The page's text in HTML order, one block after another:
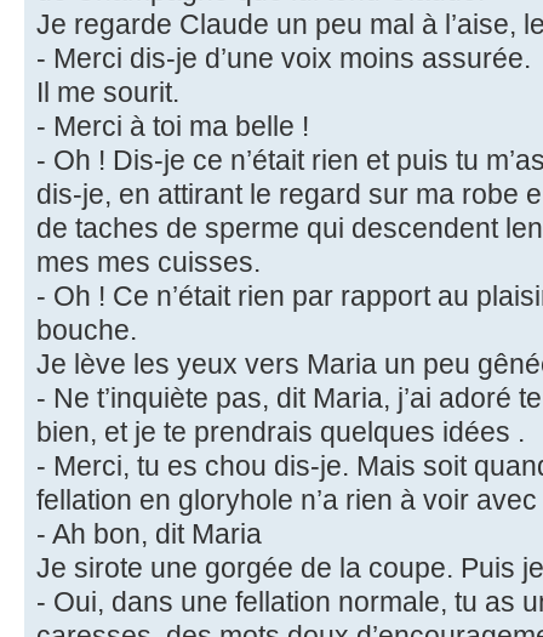
Je regarde Claude un peu mal à l’aise,
- Merci dis-je d’une voix moins assurée.
Il me sourit.
- Merci à toi ma belle !
- Oh ! Dis-je ce n’était rien et puis tu
dis-je, en attirant le regard sur ma robe
de taches de sperme qui descendent
mes mes cuisses.
- Oh ! Ce n’était rien par rapport au
bouche.
Je lève les yeux vers Maria un peu
- Ne t’inquiète pas, dit Maria, j’ai adoré
bien, et je te prendrais quelques idées .
- Merci, tu es chou dis-je. Mais soit
fellation en gloryhole n’a rien à voir
- Ah bon, dit Maria
Je sirote une gorgée de la coupe. Puis
- Oui, dans une fellation normale, tu as